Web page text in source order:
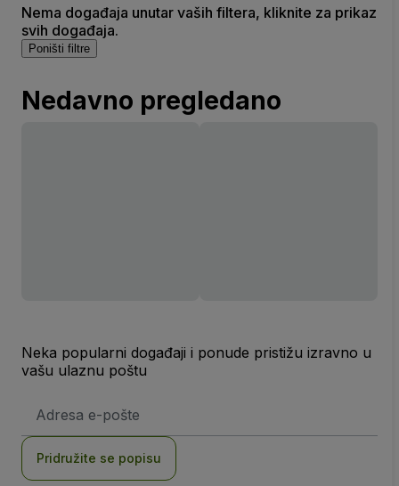
Nema događaja unutar vaših filtera, kliknite za prikaz
svih događaja.
Poništi filtre
Nedavno pregledano
Neka popularni događaji i ponude pristižu izravno u
vašu ulaznu poštu
mail
Pridružite se popisu